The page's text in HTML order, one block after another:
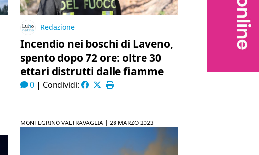
Redazione
Incendio nei boschi di Laveno,
spento dopo 72 ore: oltre 30
ettari distrutti dalle fiamme
0| Condividi:
MONTEGRINO VALTRAVAGLIA | 28 MARZO 2023